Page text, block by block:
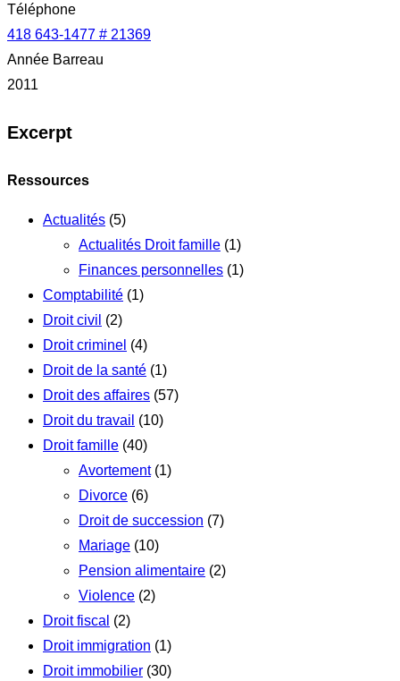
Téléphone
418 643-1477 # 21369
Année Barreau
2011
Excerpt
Ressources
Actualités (5)
Actualités Droit famille (1)
Finances personnelles (1)
Comptabilité (1)
Droit civil (2)
Droit criminel (4)
Droit de la santé (1)
Droit des affaires (57)
Droit du travail (10)
Droit famille (40)
Avortement(1)
Divorce (6)
Droit de succession (7)
Mariage (10)
Pension alimentaire (2)
Violence (2)
Droit fiscal (2)
Droit immigration (1)
Droit immobilier (30)